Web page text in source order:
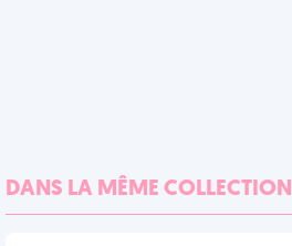
DANS LA MÊME COLLECTION